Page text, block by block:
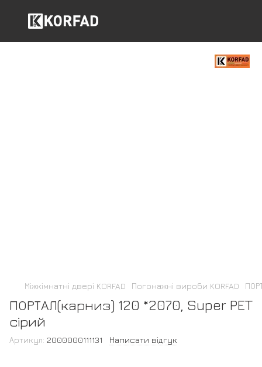
Міжкімнатні двері KORFAD Погонажні вироби KORFAD
ПОРТАЛ(карниз) 120 *2070, Super PET
сірий
Артикул: 2000000111131 Написати відгук